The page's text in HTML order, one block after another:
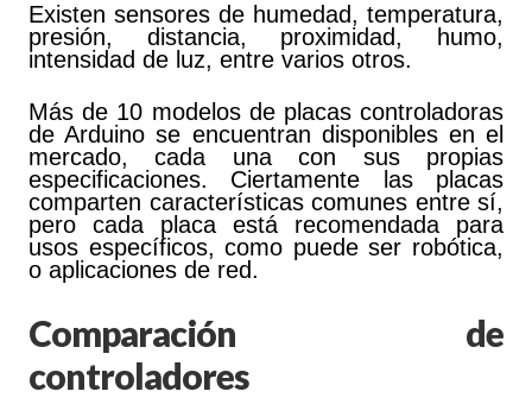
Existen sensores de humedad, temperatura,
presión, distancia, proximidad, humo,
intensidad de luz, entre varios otros.
Más de 10 modelos de placas controladoras
de Arduino se encuentran disponibles en el
mercado, cada una con sus propias
especificaciones. Ciertamente las placas
comparten características comunes entre sí,
pero cada placa está recomendada para
usos específicos, como puede ser robótica,
o aplicaciones de red.
Comparación de
controladores